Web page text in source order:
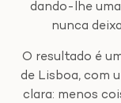
dando-lhe
nunca
O resultado é
de Lisboa, com
clara: menos